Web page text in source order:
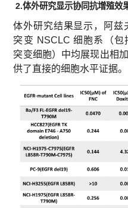
2.体外研究显示协同抗增殖效
体外研究结果显示，阿兹
突变 NSCLC 细胞系（包
突变细胞）中均展现出相
供了直接的细胞水平证据。